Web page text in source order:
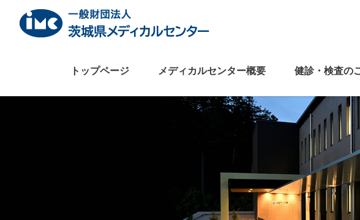
content
トップページ メディカルセンター概要 健診・検査の